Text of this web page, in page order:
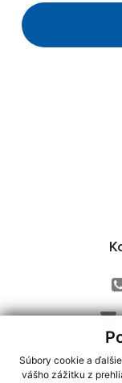
Súbory cookie a
vášho zážitku z